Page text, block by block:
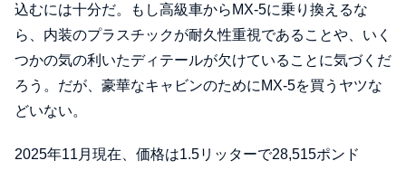
込むには十分だ。もし高級車からMX-5に乗り換えるな
ら、内装のプラスチックが耐久性重視であることや、いく
つかの気の利いたディテールが欠けていることに気づくだ
ろう。だが、豪華なキャビンのためにMX-5を買うヤツな
どいない。
2025年11月現在、価格は1.5リッターで28,515ポンド